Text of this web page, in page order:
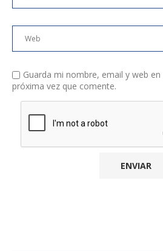
Guarda mi nombre, email y web
próxima vez que comente.